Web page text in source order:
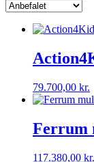
79.700,00 kr.
Ferrum
117.380,00 kr.